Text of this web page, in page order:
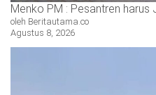
Menko PM : Pesantren
oleh Beritautama.co
Agustus 8, 2026